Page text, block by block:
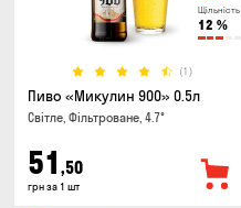
Щільність
12 %
(1)
Пиво «Микулин 900» 0.5л
Світле, Фільтроване, 4.7°
51 ,50
грн за 1 шт